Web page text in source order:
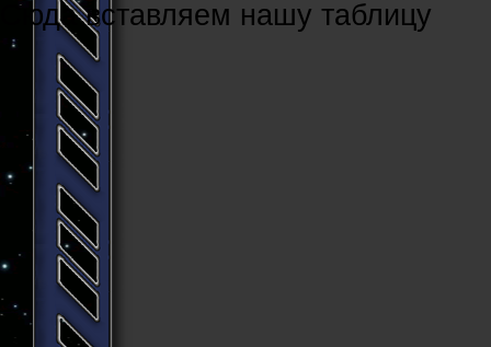
Cюда вставляем нашу таблицу